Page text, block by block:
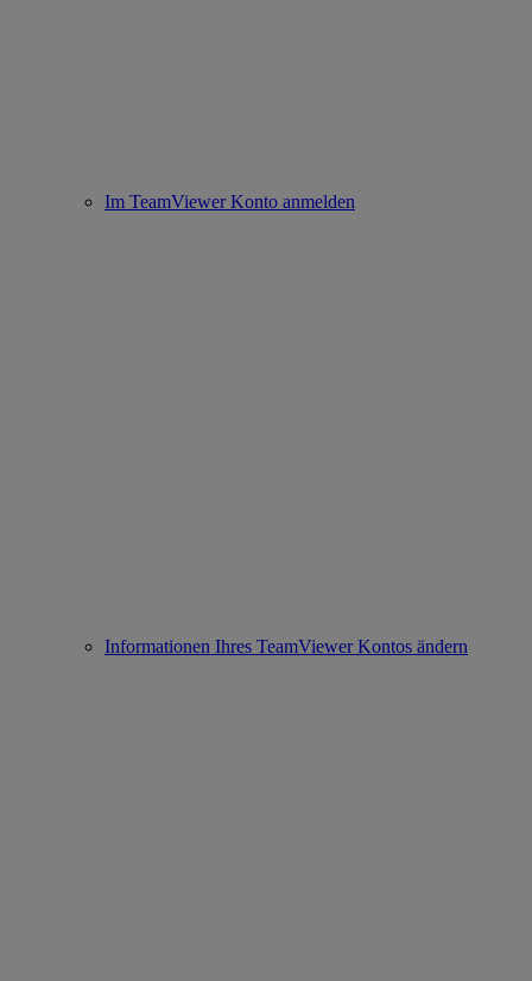
Im TeamViewer Konto anmelden
Informationen Ihres TeamViewer Kontos ändern